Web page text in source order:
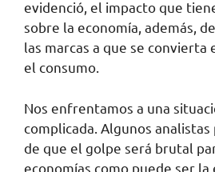
evidenció, el impacto que
sobre la economía, además,
las marcas a que se convierta
el consumo.
Nos enfrentamos a una
complicada. Algunos
de que el golpe será brutal
economías como puede ser la